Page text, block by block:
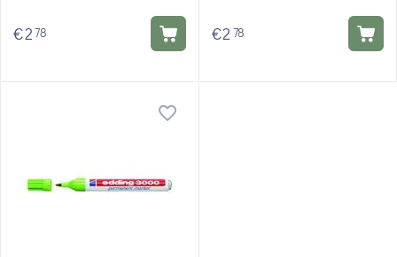
€278 €2 78